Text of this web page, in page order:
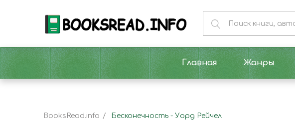
Главная Жанры
BooksRead.info Бесконечность - Уорд Рейчел